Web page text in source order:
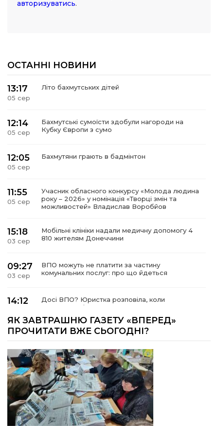
авторизуватись.
ОСТАННІ НОВИНИ
13:17
05 сер
Літо бахмутських дітей
12:14
05 сер
Бахмутські сумоїсти здобули нагороди на
Кубку Європи з сумо
12:05
05 сер
Бахмутяни грають в бадмінтон
11:55
05 сер
Учасник обласного конкурсу «Молода людина
року – 2026» у номінація «Творці змін та
можливостей» Владислав Воробйов
15:18
03 сер
Мобільні клініки надали медичну допомогу 4
810 жителям Донеччини
09:27
03 сер
ВПО можуть не платити за частину
комунальних послуг: про що йдеться
14:12
Досі ВПО? Юристка розповіла, коли
переселенці втрачають виплати та статус
01 сер
Аліна Кулик
15:58
31 лип
Літо в Жовтих Водах
15:30
31 лип
Бахмутяни відвідали Музей науки
Національного університету «Полтавська
ЯК ЗАВТРАШНЮ ГАЗЕТУ «ВПЕРЕД»
ПРОЧИТАТИ ВЖЕ СЬОГОДНІ?